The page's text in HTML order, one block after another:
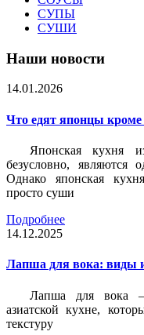
СУПЫ
СУШИ
Наши новости
14.01.2026
Что едят японцы
Японская кухня
безусловно,
Однако японская
просто суши
Подробнее
14.12.2025
Лапша для вока: виды
Лапша для вока
азиатской кухне,
текстуру